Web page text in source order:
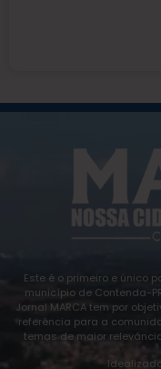
Este é o primeiro e único
município de Contenda-
Jornal MARCA tem por
referência para a
temas de maior